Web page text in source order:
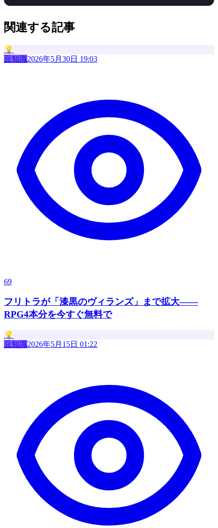
関連する記事
💡
豆知識2026年5月30日 19:03
69
フリトラが「漆黒のヴィランズ」まで拡大——
RPG4本分を今すぐ無料で
💡
豆知識2026年5月15日 01:22